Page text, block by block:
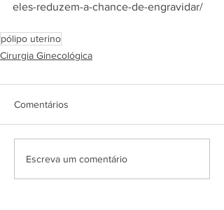
eles-reduzem-a-chance-de-engravidar/
pólipo uterino
Cirurgia Ginecológica
Comentários
Escreva um comentário